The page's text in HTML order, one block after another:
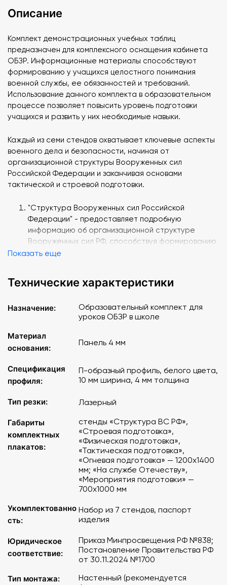
Описание
Комплект демонстрационных учебных таблиц
предназначен для комплексного оснащения кабинета
ОБЗР. Информационные материалы способствуют
формированию у учащихся целостного понимания
военной службы, ее обязанностей и требований.
Использование данного комплекта в образовательном
процессе позволяет повысить уровень подготовки
учащихся и развить у них необходимые навыки.
Каждый из семи стендов охватывает ключевые аспекты
военного дела и безопасности, начиная от
организационной структуры Вооруженных сил
Российской Федерации и заканчивая основами
тактической и строевой подготовки.
"Структура Вооруженных сил Российской
Федерации" - предоставляет подробную
информацию об организационной структуре
Вооруженных сил РФ, способствуя формированию
у учащихся четкого представления о военной
элементы строевой подготовки, включая команды
учащимся повысить дисциплину и отработать
координацию движений, что крайне необходимо
подразделениях;
"Физическая подготовка" - отображает ключевые
аспекты физической подготовки военнослужащих,
включая нормативы и упражнения, направленные
на развитие выносливости, силы и общей
физической готовности;
"Тактическая подготовка" - посвящен основам
тактической подготовки, включая стратегии и
приемы ведения боя, что способствует развитию
аналитического мышления и навыков принятия
решений в полевых условиях;
"Огневая подготовка" - содержит ключевую
информацию о правилах обращения с
огнестрельным оружием, мерах безопасности,
характеристиках оружия;
"На службе Отечеству" - посвящен различным
Российской Федерации, содержит
материалы, способствующие патриотическому
воспитанию и информированию учащихся о
военной службе.
Показать еще
Технические характеристики
Назначение:
Образовательный комплект для
уроков ОБЗР в школе
Материал
основания:
Панель 4 мм
Спецификация
профиля:
П-образный профиль, белого цвета,
10 мм ширина, 4 мм толщина
Тип резки: Лазерный
Габариты
комплектных
плакатов:
стенды «Структура ВС РФ»,
«Строевая подготовка»,
«Физическая подготовка»,
«Тактическая подготовка»,
«Огневая подготовка» — 1200х1400
мм; «На службе Отечеству»,
«Мероприятия подготовки» —
700х1000 мм
Укомплектованно
сть:
Набор из 7 стендов, паспорт
изделия
Юридическое
соответствие:
Приказ Минпросвещения РФ №838;
Постановление Правительства РФ
от 30.11.2024 №1700
Тип монтажа:
Настенный (рекомендуется